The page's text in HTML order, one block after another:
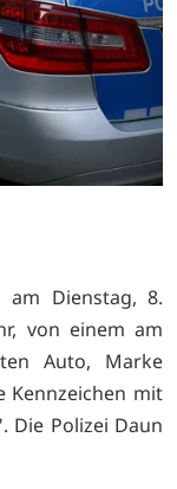
am Dienstag, 8.
von einem am
Auto, Marke
Kennzeichen mit
Die Polizei Daun